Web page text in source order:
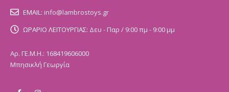
EMAIL: info@lambrostoys.gr
ΩΡΑΡΙΟ ΛΕΙΤΟΥΡΓΙΑΣ: Δευ - Παρ / 9:00 πμ - 9:00 μμ
Αρ. ΓΕ.Μ.Η.: 168419606000
Μπησικλή Γεωργία